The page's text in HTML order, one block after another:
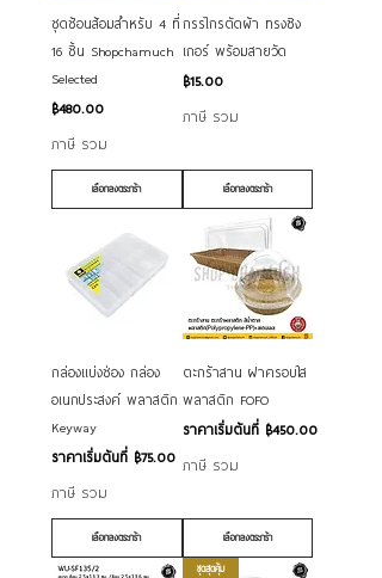
ชุดช้อนส้อมสำหรับ 4 ที่
16 ชิ้น Shopchamuch
Selected
ราคา
฿480.00
ภาษี รวม
เลือกลงตระกร้า
กรรไกรตัดผ้า ทรงซิง
เกอร์ พร้อมสายวัด
ราคา
฿15.00
ภาษี รวม
เลือกลงตระกร้า
กล่องแบ่งช่อง กล่อง
อเนกประสงค์ พลาสติก
Keyway
ราคาเริ่มต้นที่ ฿75.00
ราคาขายลด
ภาษี รวม
เลือกลงตระกร้า
ตะกร้าสาน ฝาครอบใส
พลาสติก FOFO
ราคาเริ่มต้นที่ ฿450.00
ราคาขายลด
ภาษี รวม
เลือกลงตระกร้า
ชุดสุดคุ้ม